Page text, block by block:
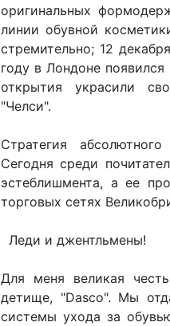
оригинальных
линии обувной
стремительно; 12
году в Лондоне
открытия украсили
"Челси".
Стратегия
Сегодня среди
эстеблишмента, а ее
торговых сетях
Леди и джентльмены!
Для меня великая
детище, "Dasco". Мы
системы ухода за